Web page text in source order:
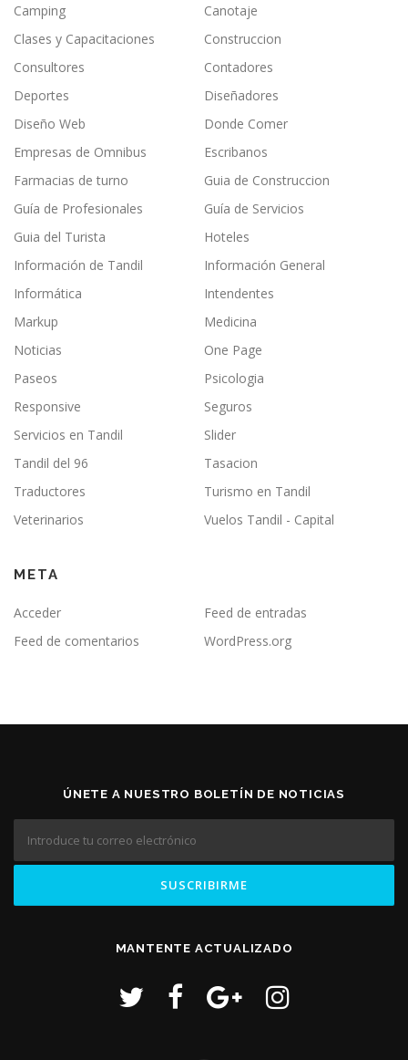
Camping
Canotaje
Clases y Capacitaciones
Construccion
Consultores
Contadores
Deportes
Diseñadores
Diseño Web
Donde Comer
Empresas de Omnibus
Escribanos
Farmacias de turno
Guia de Construccion
Guía de Profesionales
Guía de Servicios
Guia del Turista
Hoteles
Información de Tandil
Información General
Informática
Intendentes
Markup
Medicina
Noticias
One Page
Paseos
Psicologia
Responsive
Seguros
Servicios en Tandil
Slider
Tandil del 96
Tasacion
Traductores
Turismo en Tandil
Veterinarios
Vuelos Tandil - Capital
META
Acceder
Feed de entradas
Feed de comentarios
WordPress.org
ÚNETE A NUESTRO BOLETÍN DE NOTICIAS
MANTENTE ACTUALIZADO